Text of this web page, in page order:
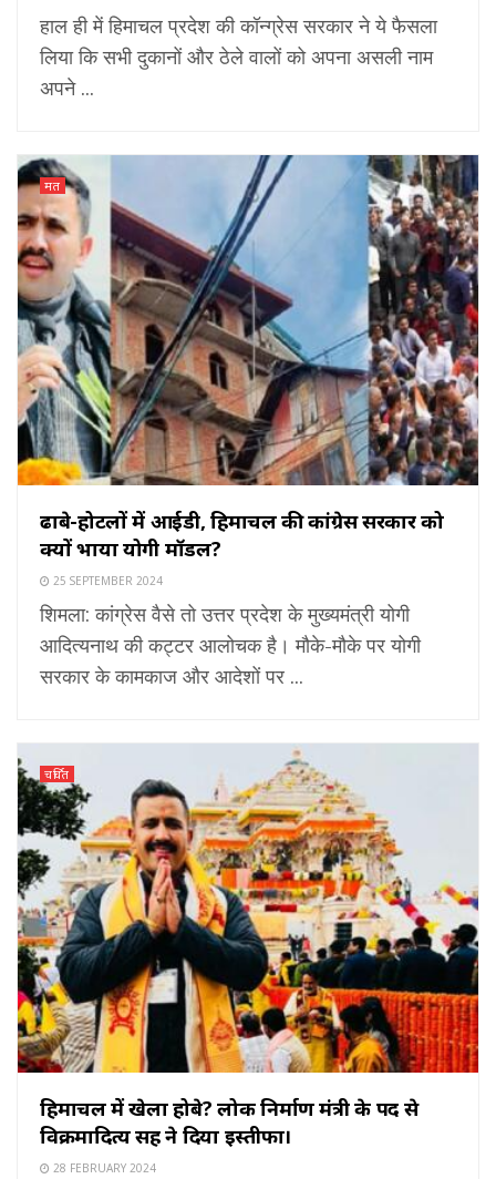
हाल ही में हिमाचल प्रदेश की कॉन्ग्रेस सरकार ने ये फैसला
लिया कि सभी दुकानों और ठेले वालों को अपना असली नाम
अपने ...
मत
ढाबे-होटलों में आईडी, हिमाचल की कांग्रेस सरकार को
क्यों भाया योगी मॉडल?
25 SEPTEMBER 2024
शिमला: कांग्रेस वैसे तो उत्तर प्रदेश के मुख्यमंत्री योगी
आदित्यनाथ की कट्टर आलोचक है। मौके-मौके पर योगी
सरकार के कामकाज और आदेशों पर ...
चर्चित
हिमाचल में खेला होबे? लोक निर्माण मंत्री के पद से
विक्रमादित्य सिंह ने दिया इस्तीफा।
28 FEBRUARY 2024